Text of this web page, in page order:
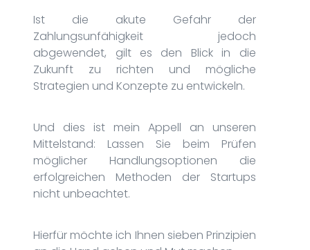
Ist die akute Gefahr der
Zahlungsunfähigkeit jedoch
abgewendet, gilt es den Blick in die
Zukunft zu richten und mögliche
Strategien und Konzepte zu entwickeln.
Und dies ist mein Appell an unseren
Mittelstand: Lassen Sie beim Prüfen
möglicher Handlungsoptionen die
erfolgreichen Methoden der Startups
nicht unbeachtet.
Hierfür möchte ich Ihnen sieben Prinzipien